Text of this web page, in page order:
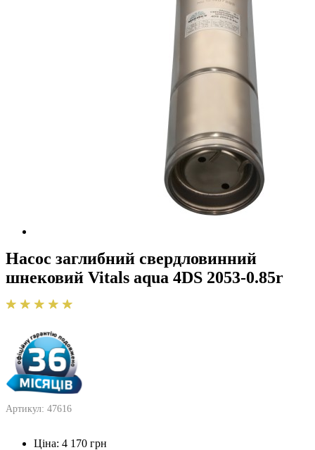
Насос заглибний свердловинний
шнековий Vitals aqua 4DS 2053-0.85r
Артикул: 47616
Ціна: 4 170 грн